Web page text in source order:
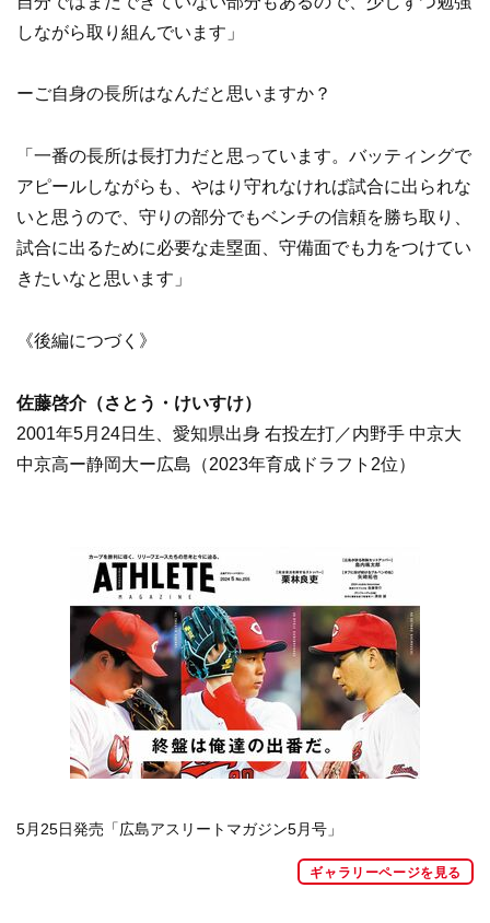
しながら取り組んでいます」
ーご自身の長所はなんだと思いますか？
「一番の長所は長打力だと思っています。バッティングで
アピールしながらも、やはり守れなければ試合に出られな
いと思うので、守りの部分でもベンチの信頼を勝ち取り、
試合に出るために必要な走塁面、守備面でも力をつけてい
きたいなと思います」
《後編につづく》
佐藤啓介（さとう・けいすけ）
2001年5月24日生、愛知県出身 右投左打／内野手 中京大
中京高ー静岡大ー広島（2023年育成ドラフト2位）
5月25日発売「広島アスリートマガジン5月号」
ギャラリーページを見る